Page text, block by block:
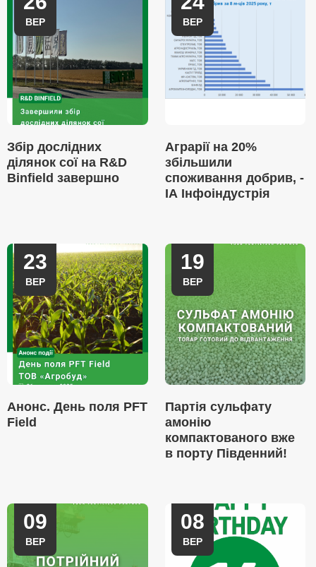
ВЕР
Збір дослідних
ділянок сої на R&D
Binfield завершно
ВЕР
Аграрії на 20%
збільшили
споживання добрив, -
ІА Інфоіндустрія
23
ВЕР
Анонс. День поля PFT
Field
19
ВЕР
Партія сульфату
амонію
компактованого вже
в порту Південний!
09
ВЕР
08
ВЕР